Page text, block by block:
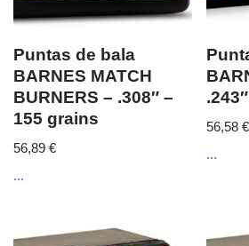
Puntas de bala
BARNES MATCH
BURNERS – .308″ –
155 grains
56,89 €
...
56,58€
...